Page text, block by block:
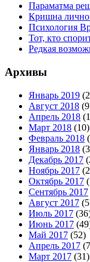
Параматма
Кришна лично
Психология
Тот, кто
Редкая
Архивы
Январь 2019
Август 2018
Апрель 2018
Март 2018 (10)
Февраль 2018
Январь 2018
Декабрь 2017
Ноябрь 2017
Октябрь 2017
Сентябрь 2017
Август 2017
Июль 2017
Июнь 2017
Май 2017 (52)
Апрель 2017
Март 2017 (31)